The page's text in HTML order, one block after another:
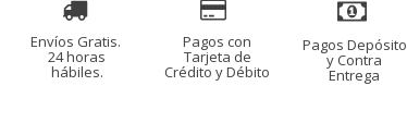
Envíos Gratis.
24 horas
hábiles.
Pagos con
Tarjeta de
Crédito y Débito
Pagos Depósito
y Contra
Entrega